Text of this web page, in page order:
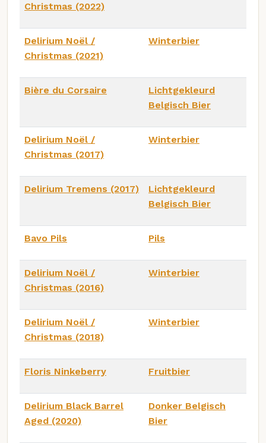
Christmas (2022)
Delirium Noël /
Christmas (2021)
Winterbier
Bière du Corsaire
Lichtgekleurd
Belgisch Bier
Delirium Noël /
Christmas (2017)
Winterbier
Delirium Tremens (2017)
Lichtgekleurd
Belgisch Bier
Bavo Pils Pils
Delirium Noël /
Christmas (2016)
Winterbier
Delirium Noël /
Christmas (2018)
Winterbier
Floris Ninkeberry Fruitbier
Delirium Black Barrel
Aged (2020)
Donker Belgisch
Bier